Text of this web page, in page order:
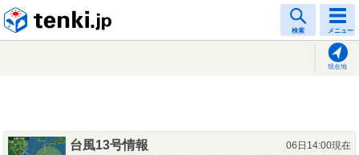
検索 メニュー
現在地
台風13号情報
06日14:00現在